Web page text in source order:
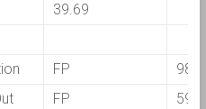
39.69
FP
FP